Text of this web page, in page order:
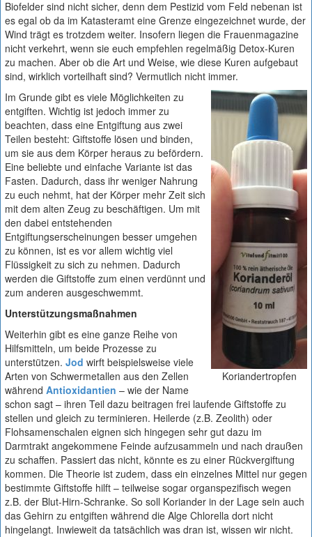
Biofelder sind nicht sicher, denn dem Pestizid vom Feld nebenan ist
es egal ob da im Katasteramt eine Grenze eingezeichnet wurde, der
Wind trägt es trotzdem weiter. Insofern liegen die Frauenmagazine
nicht verkehrt, wenn sie euch empfehlen regelmäßig Detox-Kuren
zu machen. Aber ob die Art und Weise, wie diese Kuren aufgebaut
sind, wirklich vorteilhaft sind? Vermutlich nicht immer.
Koriandertropfen
Im Grunde gibt es viele Möglichkeiten zu
entgiften. Wichtig ist jedoch immer zu
beachten, dass eine Entgiftung aus zwei
Teilen besteht: Giftstoffe lösen und binden,
um sie aus dem Körper heraus zu befördern.
Eine beliebte und einfache Variante ist das
Fasten. Dadurch, dass ihr weniger Nahrung
zu euch nehmt, hat der Körper mehr Zeit sich
mit dem alten Zeug zu beschäftigen. Um mit
den dabei entstehenden
Entgiftungserscheinungen besser umgehen
zu können, ist es vor allem wichtig viel
Flüssigkeit zu sich zu nehmen. Dadurch
werden die Giftstoffe zum einen verdünnt und
zum anderen ausgeschwemmt.
Unterstützungsmaßnahmen
Weiterhin gibt es eine ganze Reihe von
Hilfsmitteln, um beide Prozesse zu
unterstützen. Jod wirft beispielsweise viele
Arten von Schwermetallen aus den Zellen
während Antioxidantien – wie der Name
schon sagt – ihren Teil dazu beitragen frei laufende Giftstoffe zu
stellen und gleich zu terminieren. Heilerde (z.B. Zeolith) oder
Flohsamenschalen eignen sich hingegen sehr gut dazu im
Darmtrakt angekommene Feinde aufzusammeln und nach draußen
zu schaffen. Passiert das nicht, könnte es zu einer Rückvergiftung
kommen. Die Theorie ist zudem, dass ein einzelnes Mittel nur gegen
bestimmte Giftstoffe hilft – teilweise sogar organspezifisch wegen
z.B. der Blut-Hirn-Schranke. So soll Koriander in der Lage sein auch
das Gehirn zu entgiften während die Alge Chlorella dort nicht
hingelangt. Inwieweit da tatsächlich was dran ist, wissen wir nicht.